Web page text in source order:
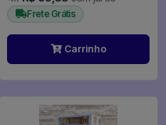
Frete Grátis
Carrinho